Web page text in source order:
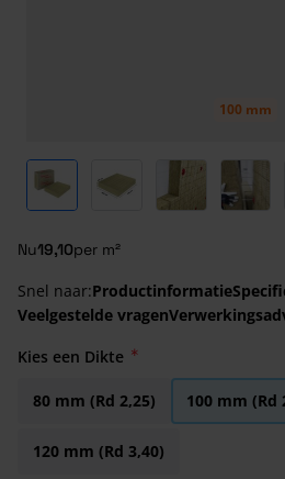
100 mm
View larger image
View larger image
View larger
Nu19,10per m²
Snel naar:Productinformatie
Veelgestelde vragen
Kies een Dikte
80 mm (Rd 2,25) 100 mm (Rd
120 mm (Rd 3,40)